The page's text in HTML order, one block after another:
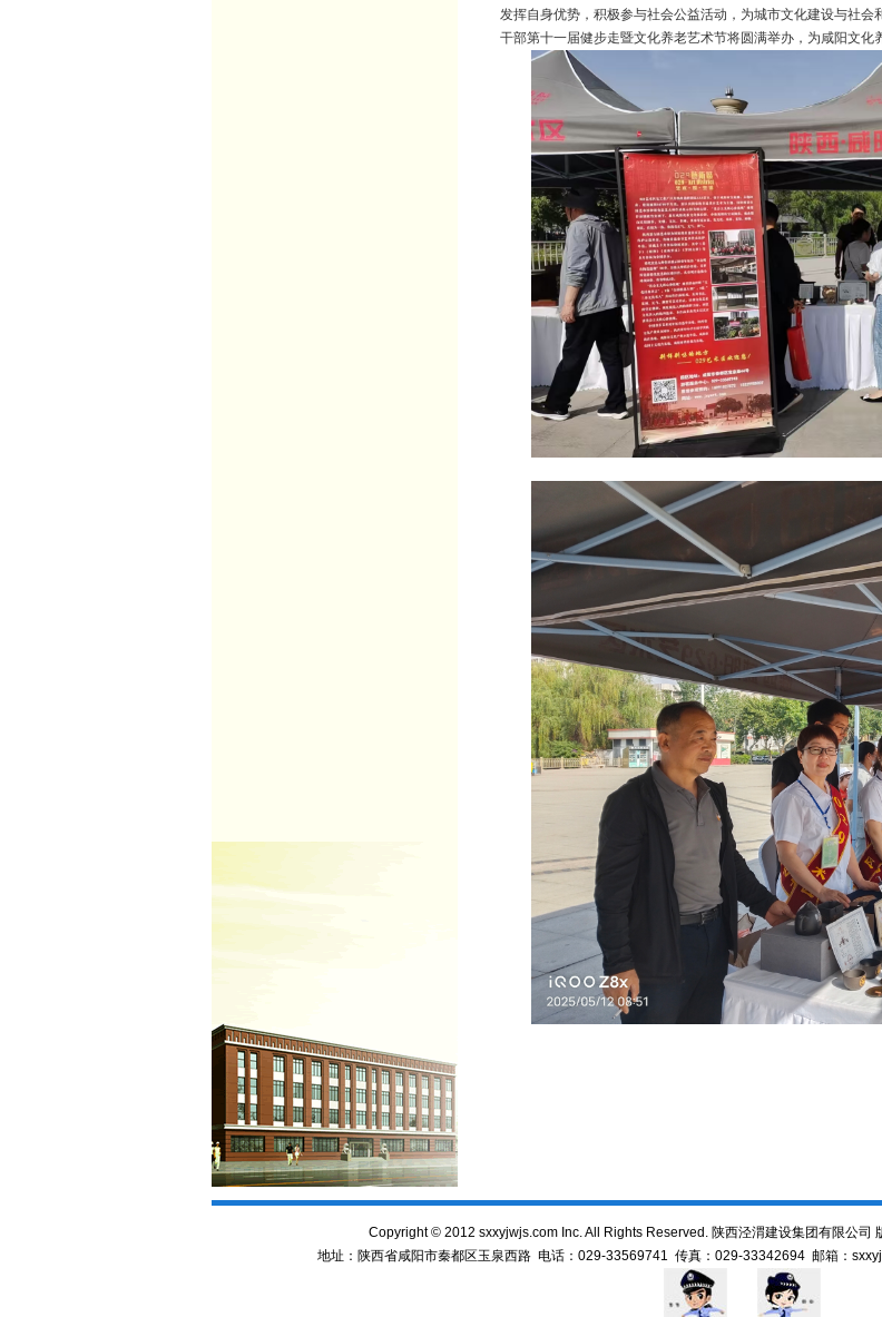
发挥自身优势，积极参与社会公益活动，为城市文化建设与社会
干部第十一届健步走暨文化养老艺术节将圆满举办，为咸阳文化
Copyright©2012 sxxyjwjs.com Inc. All Rights Reserved. 陕西泾渭建设集团有限公司
地址：陕西省咸阳市秦都区玉泉西路 电话：029-33569741 传真：029-33342694 邮箱：